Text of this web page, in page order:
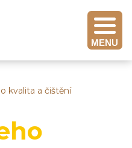
MENU
kvalita a čištění